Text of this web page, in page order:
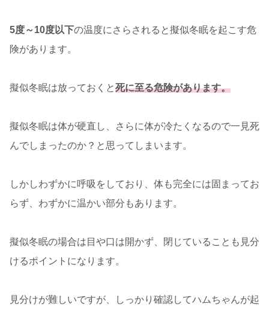
5度～10度以下の温度にさらされると擬似冬眠を起こす危
険があります。
擬似冬眠は放っておくと死に至る危険があります。
擬似冬眠は体が硬直し、さらに体が冷たくなるので一見死
んでしまったのか？と思ってしまいます。
しかしわずかに呼吸をしており、体も完全には固まってお
らず、わずかに温かい部分もあります。
擬似冬眠の場合は目や口は開かず、閉じていることも見分
けるポイントになります。
見分けが難しいですが、しっかり確認してハムちゃんが起